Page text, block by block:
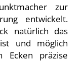
zur
entwickelt.
natürlich das
und möglich
Ecken präzise